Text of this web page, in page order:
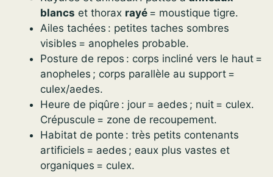
blancs et thorax rayé = moustique tigre.
Ailes tachées : petites taches sombres
visibles = anopheles probable.
Posture de repos : corps incliné vers le haut =
anopheles ; corps parallèle au support =
culex/aedes.
Heure de piqûre : jour = aedes ; nuit = culex.
Crépuscule = zone de recoupement.
Habitat de ponte : très petits contenants
artificiels = aedes ; eaux plus vastes et
organiques = culex.